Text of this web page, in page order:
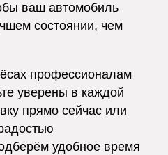
ваш автомобиль
состоянии, чем
профессионалам
уверены в каждой
прямо сейчас или
удобное время